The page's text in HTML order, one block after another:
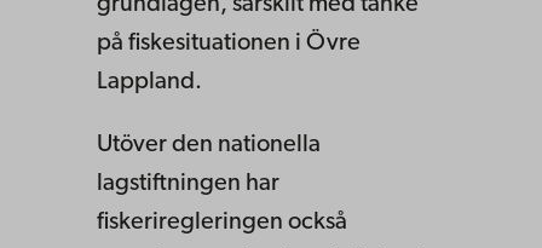
grundlagen, särskilt med tanke
på fiskesituationen i Övre
Lappland.
Utöver den nationella
lagstiftningen har
fiskeriregleringen också